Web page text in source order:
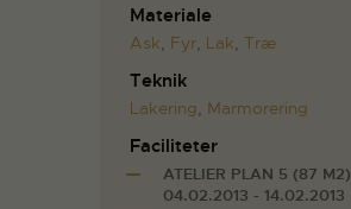
Materiale
Ask, Fyr, Lak, Træ
Teknik
Lakering, Marmorering
Faciliteter
ATELIER PLAN 5 (87 M2)
04.02.2013 - 14.02.2013